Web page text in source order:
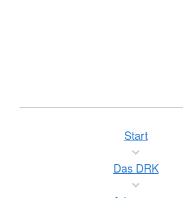
Start
Das DRK